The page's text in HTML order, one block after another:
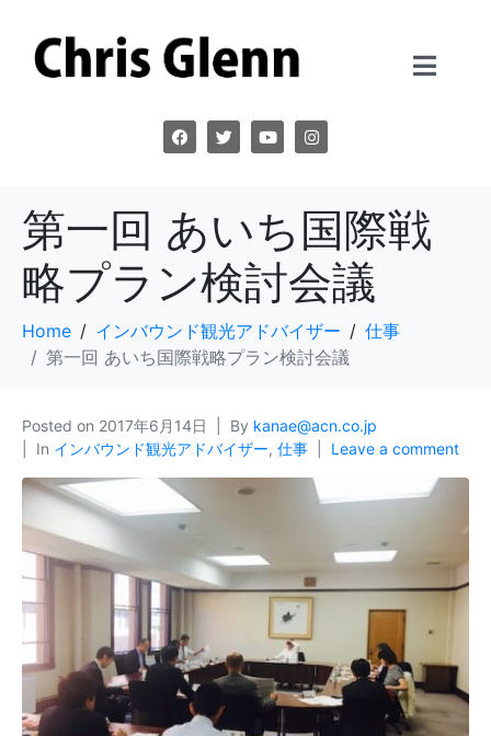
第一回 あいち国際戦
略プラン検討会議
Home インバウンド観光アドバイザー
仕事
第一回 あいち国際戦略プラン検討会議
Posted on 2017年6月14日 By kanae@acn.co.jp
In インバウンド観光アドバイザー, 仕事 Leave a comment